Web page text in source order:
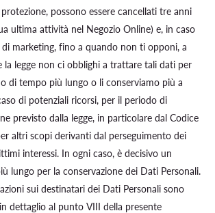
possono essere cancellati tre anni
ultima attività nel Negozio Online) e, in caso
marketing, fino a quando non ti opponi, a
la legge non ci obblighi a trattare tali dati per
di tempo più lungo o li conserviamo più a
di potenziali ricorsi, per il periodo di
previsto dalla legge, in particolare dal Codice
altri scopi derivanti dal perseguimento dei
interessi. In ogni caso, è decisivo un
lungo per la conservazione dei Dati Personali.
sui destinatari dei Dati Personali sono
dettaglio al punto VIII della presente